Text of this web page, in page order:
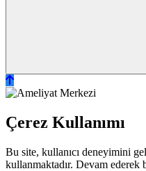
Çerez Kullanımı
Bu site, kullanıcı deneyimini
kullanmaktadır. Devam ederek